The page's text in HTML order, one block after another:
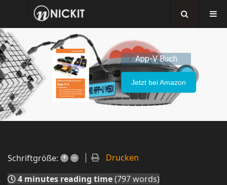
App-V Buch
Jetzt bei Amazon
Schriftgröße: + –
Drucken
4 minutes reading time(797 words)